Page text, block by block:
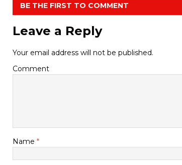
BE THE FIRST TO COMMENT
Leave a Reply
Your email address will not be published.
Comment
Name *